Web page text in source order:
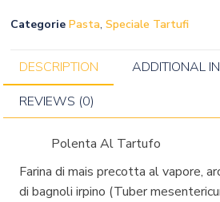
Categorie Pasta,Speciale Tartufi
DESCRIPTION
ADDITIONAL
REVIEWS (0)
Polenta Al Tartufo
Farina di mais precotta al vapore,
di bagnoli irpino (Tuber